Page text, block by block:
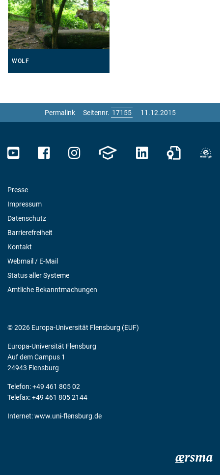
WOLF
Permalink Seitennr. 11.12.2015
Presse
Impressum
Datenschutz
Barrierefreiheit
Kontakt
Webmail / E-Mail
Status aller Systeme
Amtliche Bekanntmachungen
© 2026 Europa-Universität Flensburg (EUF)
Europa-Universität Flensburg
Auf dem Campus 1
24943 Flensburg
Telefon: +49 461 805 02
Telefax: +49 461 805 2144
Internet:www.uni-flensburg.de